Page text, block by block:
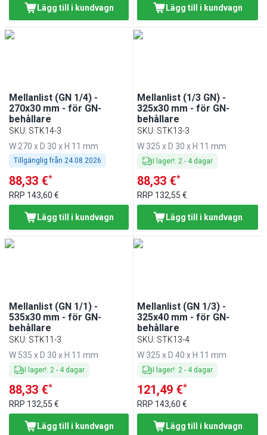
Lägg till i kundvagn Lägg till i kundvagn
Mellanlist (GN 1/4) -
270x30 mm - för GN-
behållare
SKU: STK14-3
W 270 x D 30 x H 11 mm
Tillgänglig från 24.08.2026
88,33 €*
RRP 143,60 €
Lägg till i kundvagn
Mellanlist (1/3 GN) -
325x30 mm - för GN-
behållare
SKU: STK13-3
W 325 x D 30 x H 11 mm
I lager!: 2 - 4 dagar
88,33 €*
RRP 132,55 €
Lägg till i kundvagn
Mellanlist (GN 1/1) -
535x30 mm - för GN-
behållare
SKU: STK11-3
W 535 x D 30 x H 11 mm
I lager!: 2- 4 dagar
88,33 €*
RRP 132,55 €
Lägg till i kundvagn
Mellanlist (GN 1/3) -
325x40 mm - för GN-
behållare
SKU: STK13-4
W 325 x D 40 x H 11 mm
I lager!: 2 - 4 dagar
121,49 €*
RRP 143,60 €
Lägg till i kundvagn